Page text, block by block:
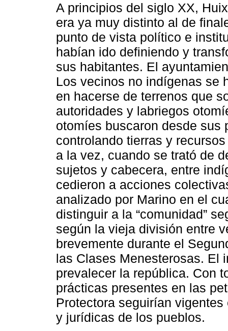
A principios del siglo XX,
era ya muy distinto al de
punto de vista político e
habían ido definiendo y
sus habitantes. El
Los vecinos no indígenas se
en hacerse de terrenos que
autoridades y labriegos
otomíes buscaron desde sus
controlando tierras y
a la vez, cuando se trató de
sujetos y cabecera, entre
cedieron a acciones
analizado por Marino en el
distinguir a la “comunidad”
según la vieja división entre
brevemente durante el
las Clases Menesterosas. El
prevalecer la república. Con
prácticas presentes en las
Protectora seguirían
y jurídicas de los pueblos.